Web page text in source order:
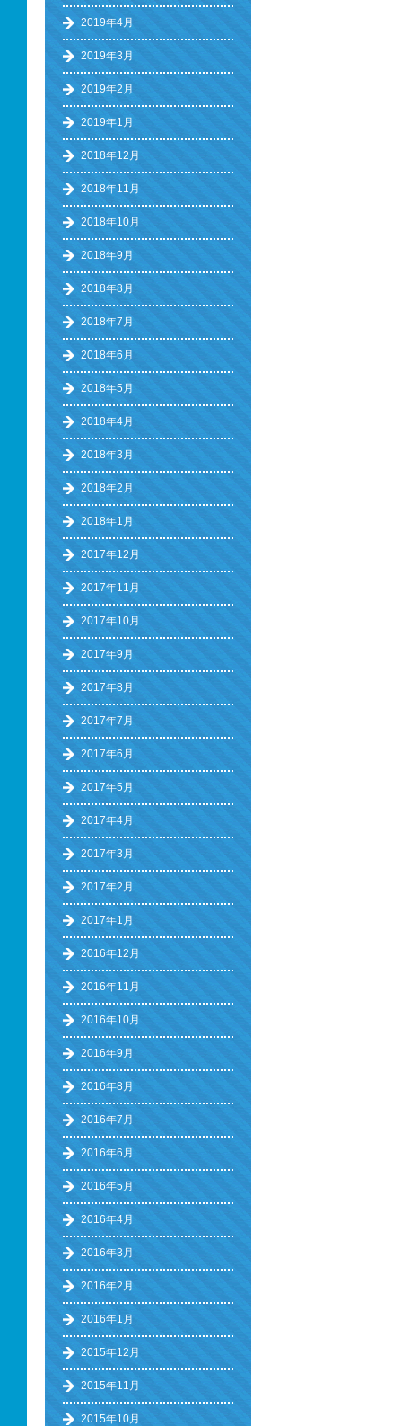
2019年4月
2019年3月
2019年2月
2019年1月
2018年12月
2018年11月
2018年10月
2018年9月
2018年8月
2018年7月
2018年6月
2018年5月
2018年4月
2018年3月
2018年2月
2018年1月
2017年12月
2017年11月
2017年10月
2017年9月
2017年8月
2017年7月
2017年6月
2017年5月
2017年4月
2017年3月
2017年2月
2017年1月
2016年12月
2016年11月
2016年10月
2016年9月
2016年8月
2016年7月
2016年6月
2016年5月
2016年4月
2016年3月
2016年2月
2016年1月
2015年12月
2015年11月
2015年10月